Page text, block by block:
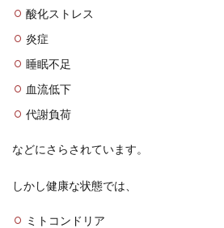
酸化ストレス
炎症
睡眠不足
血流低下
代謝負荷
などにさらされています。
しかし健康な状態では、
ミトコンドリア